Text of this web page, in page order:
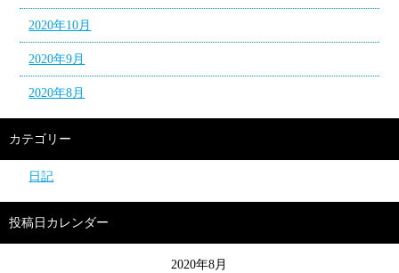
2020年10月
2020年9月
2020年8月
カテゴリー
日記
投稿日カレンダー
2020年8月